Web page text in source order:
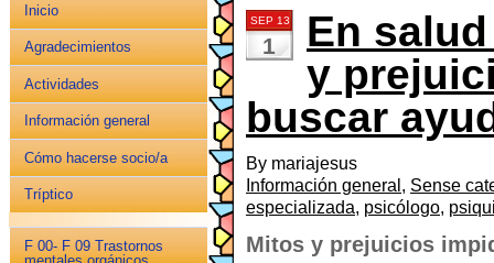
Inicio
Agradecimientos
Actividades
Información general
Cómo hacerse socio/a
Tríptico
F 00- F 09 Trastornos
SEP 13
1
En
y
buscar
By mariajesus
Información general , Sense
especializada, psicólogo,
Mitos y prejuicios